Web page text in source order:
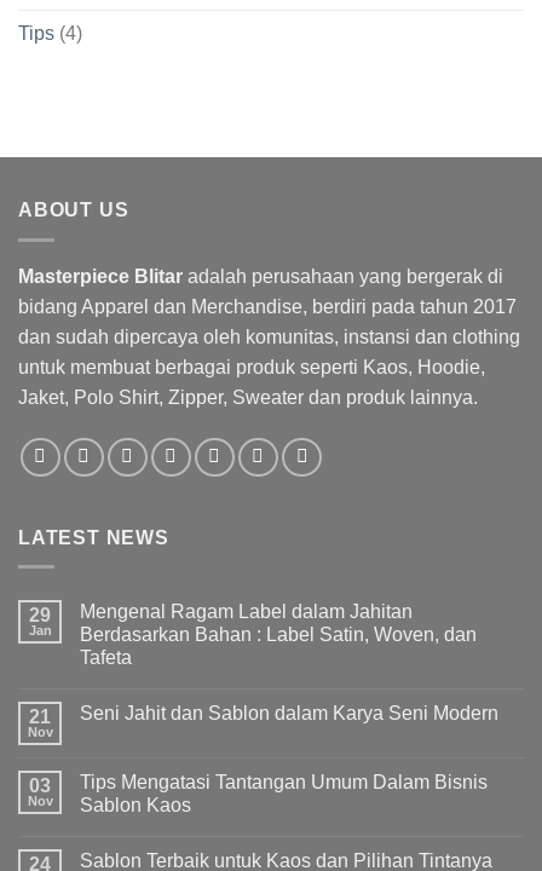
Tips (4)
ABOUT US
Masterpiece Blitar adalah perusahaan yang bergerak di
bidang Apparel dan Merchandise, berdiri pada tahun 2017
dan sudah dipercaya oleh komunitas, instansi dan clothing
untuk membuat berbagai produk seperti Kaos, Hoodie,
Jaket, Polo Shirt, Zipper, Sweater dan produk lainnya.
LATEST NEWS
29
Jan
Mengenal Ragam Label dalam Jahitan
Berdasarkan Bahan : Label Satin, Woven, dan
Tafeta
21
Nov
Seni Jahit dan Sablon dalam Karya Seni Modern
03
Nov
Tips Mengatasi Tantangan Umum Dalam Bisnis
Sablon Kaos
24 Sablon Terbaik untuk Kaos dan Pilihan Tintanya